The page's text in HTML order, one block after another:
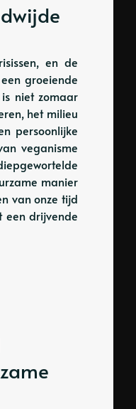
en de
groeiende
niet zomaar
het milieu
persoonlijke
veganisme
manier
van onze tijd
een drijvende